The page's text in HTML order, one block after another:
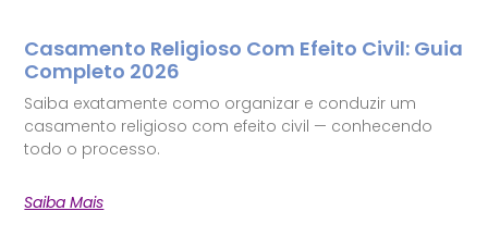
Casamento Religioso Com Efeito Civil: Guia
Completo 2026
Saiba exatamente como organizar e conduzir um
casamento religioso com efeito civil — conhecendo
todo o processo.
Saiba Mais